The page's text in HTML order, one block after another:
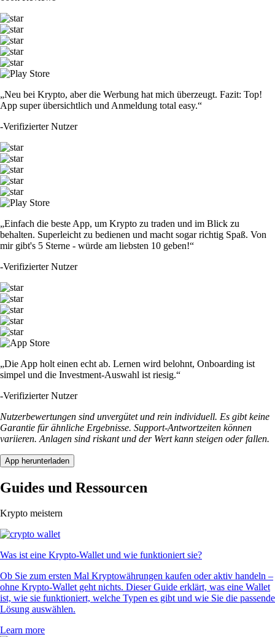
„Neu bei Krypto, aber die Werbung hat mich überzeugt. Fazit: Top!
App super übersichtlich und Anmeldung total easy.“
-Verifizierter Nutzer
„Einfach die beste App, um Krypto zu traden und im Blick zu
behalten. Superleicht zu bedienen und macht sogar richtig Spaß. Von
mir gibt's 5 Sterne - würde am liebsten 10 geben!“
-Verifizierter Nutzer
„Die App holt einen echt ab. Lernen wird belohnt, Onboarding ist
simpel und die Investment-Auswahl ist riesig.“
-Verifizierter Nutzer
Nutzerbewertungen sind unvergütet und rein individuell. Es gibt keine
Garantie für ähnliche Ergebnisse. Support-Antwortzeiten können
variieren. Anlagen sind riskant und der Wert kann steigen oder fallen.
App herunterladen
Guides und Ressourcen
Krypto meistern
Was ist eine Krypto-Wallet und wie funktioniert sie?
Ob Sie zum ersten Mal Kryptowährungen kaufen oder aktiv handeln –
ohne Krypto-Wallet geht nichts. Dieser Guide erklärt, was eine Wallet
ist, wie sie funktioniert, welche Typen es gibt und wie Sie die passende
Lösung auswählen.
Learn more